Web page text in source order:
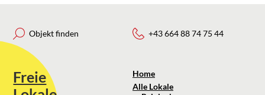
Objekt finden
Freie
+43 664 88 74 75 44
Home
Alle Lokale